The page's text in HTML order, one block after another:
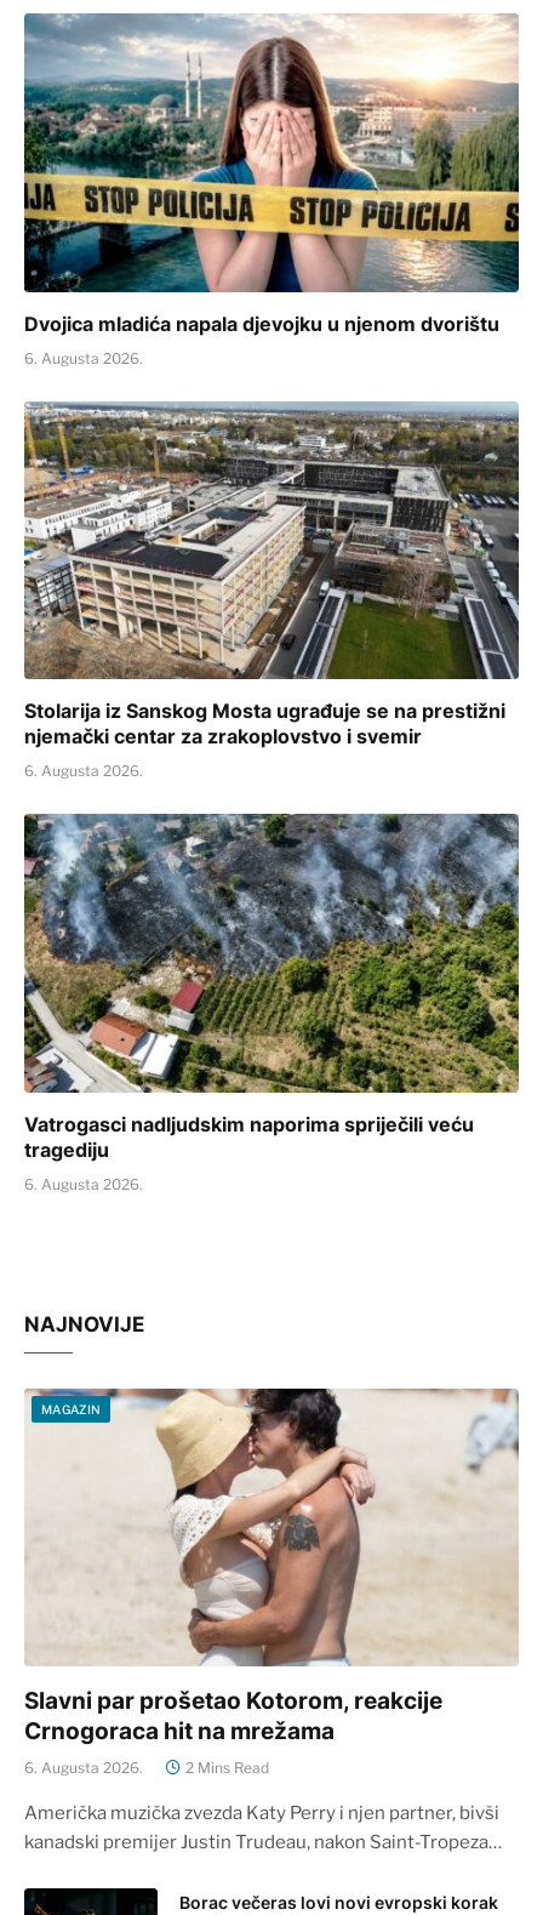
Dvojica mladića napala djevojku u njenom dvorištu
6. Augusta 2026.
Stolarija iz Sanskog Mosta ugrađuje se na prestižni
njemački centar za zrakoplovstvo i svemir
6. Augusta 2026.
Vatrogasci nadljudskim naporima spriječili veću
tragediju
6. Augusta 2026.
NAJNOVIJE
MAGAZIN
Slavni par prošetao Kotorom, reakcije
Crnogoraca hit na mrežama
6. Augusta 2026. 2 Mins Read
Američka muzička zvezda Katy Perry i njen partner, bivši
kanadski premijer Justin Trudeau, nakon Saint-Tropeza…
Borac večeras lovi novi evropski korak